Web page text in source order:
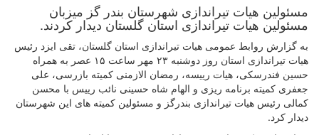
مسئولین هیات تیراندازی شهرستان بندر گز میزبان
مسئولین هیات تیراندازی استان گلستان دیدار کردند.
️به گزارش روابط عمومی هیات تیراندازی استان گلستان، تقی ایزد رئیس
هیات تیراندازی استان روز دوشنبه ۲۳ مهر ساعت ۱۵ عصر به همراه
حسین فندرسکی، هیات رییسه، رمضان الازمنی کمیته بازرسی، علی
جعفری کمیته برنامه ریزی و الهام شاه حسینی نائب رییس با محسن
کمالی رئیس هیات تیراندازی بندرگز و مسئولین کمیته های این شهرستان
دیدار کرد.